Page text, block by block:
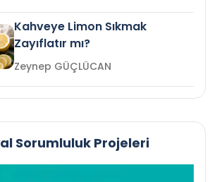
Kahveye Limon Sıkmak
Zayıflatır mı?
Zeynep GÜÇLÜCAN
Sorumluluk Projeleri